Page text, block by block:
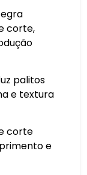
corte,
palitos
e textura
corte
e